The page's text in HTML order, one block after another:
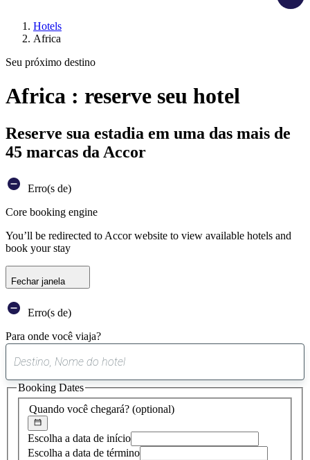
Hotels
Africa
Seu próximo destino
Africa : reserve seu hotel
Reserve sua estadia em uma das mais de
45 marcas da Accor
Erro(s de)
Core booking engine
You’ll be redirected to Accor website to view available hotels and
book your stay
Fechar janela
Erro(s de)
Para onde você viaja?
sugestão
encontrada
Quando você chegará? (optional)
Escolha a data de início
Escolha a data de término
Booking Dates